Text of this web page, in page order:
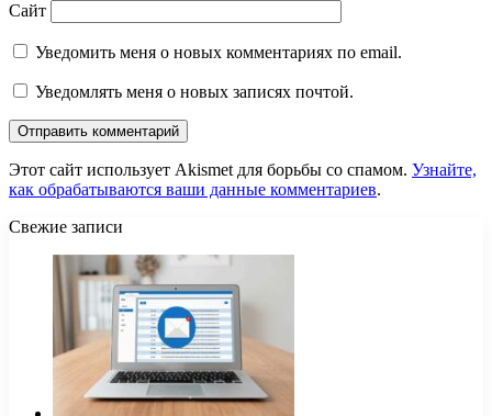
Сайт
Уведомить меня о новых комментариях по email.
Уведомлять меня о новых записях почтой.
Этот сайт использует Akismet для борьбы со спамом. Узнайте,
как обрабатываются ваши данные комментариев.
Свежие записи